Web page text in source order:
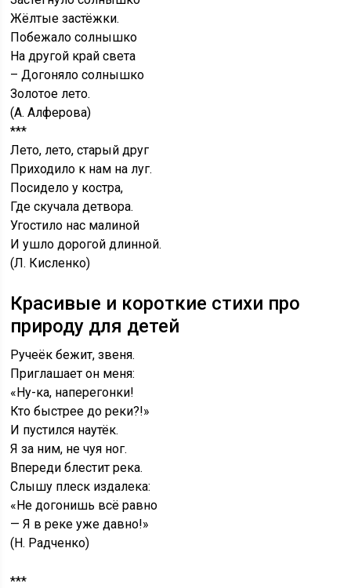
Жёлтые застёжки.
Побежало солнышко
На другой край света
– Догоняло солнышко
Золотое лето.
(А. Алферова)
***
Лето, лето, старый друг
Приходило к нам на луг.
Посидело у костра,
Где скучала детвора.
Угостило нас малиной
И ушло дорогой длинной.
(Л. Кисленко)
Красивые и короткие стихи про
природу для детей
Ручеёк бежит, звеня.
Приглашает он меня:
«Ну-ка, наперегонки!
Кто быстрее до реки?!»
И пустился наутёк.
Я за ним, не чуя ног.
Впереди блестит река.
Слышу плеск издалека:
«Не догонишь всё равно
— Я в реке уже давно!»
(Н. Радченко)
***